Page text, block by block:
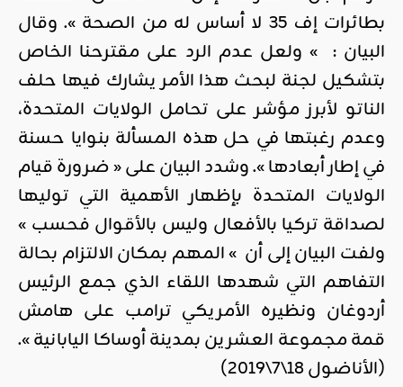
بطائرات إف 35 لا أساس له من الصحة ». وقال
البيان : » ولعل عدم الرد على مقترحنا الخاص
بتشكيل لجنة لبحث هذا الأمر يشارك فيها حلف
الناتو لأبرز مؤشر على تحامل الولايات المتحدة،
وعدم رغبتها في حل هذه المسألة بنوايا حسنة
في إطار أبعادها ». وشدد البيان على « ضرورة قيام
الولايات المتحدة بإظهار الأهمية التي توليها
لصداقة تركيا بالأفعال وليس بالأقوال فحسب »
ولفت البيان إلى أن » المهم بمكان الالتزام بحالة
التفاهم التي شهدها اللقاء الذي جمع الرئيس
أردوغان ونظيره الأمريكي ترامب على هامش
قمة مجموعة العشرين بمدينة أوساكا اليابانية ».
(الأناضول 18\7\2019)